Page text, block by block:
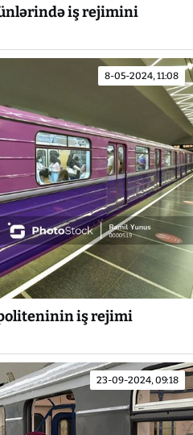
iş rejimini
8-05-2024, 11:08
iş rejimi
23-09-2024, 09:18